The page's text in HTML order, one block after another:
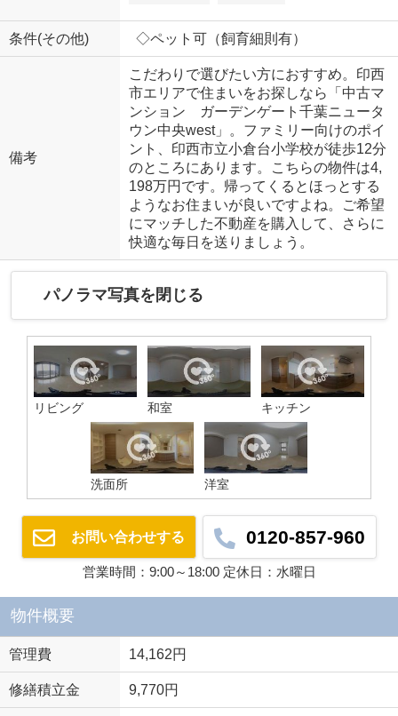
条件(その他) ◇ペット可（飼育細則有）
備考
こだわりで選びたい方におすすめ。印西
市エリアで住まいをお探しなら「中古マ
ンション ガーデンゲート千葉ニュータ
ウン中央west」。ファミリー向けのポイ
ント、印西市立小倉台小学校が徒歩12分
のところにあります。こちらの物件は4,
198万円です。帰ってくるとほっとする
ようなお住まいが良いですよね。ご希望
にマッチした不動産を購入して、さらに
快適な毎日を送りましょう。
パノラマ写真を閉じる
リビング 和室 キッチン
洗面所 洋室
お問い合わせする 0120-857-960
営業時間：9:00～18:00 定休日：水曜日
物件概要
管理費 14,162円
修繕積立金 9,770円